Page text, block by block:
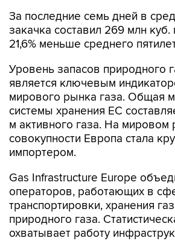
За последние семь дней в
закачка составил 269 млн куб.
21,6% меньше среднего
Уровень запасов природного
является ключевым
мирового рынка газа. Общая
системы хранения ЕС
м активного газа. На
совокупности Европа стала
импортером.
Gas Infrastructure Europe
операторов, работающих в
транспортировки, хранения
природного газа.
охватывает работу